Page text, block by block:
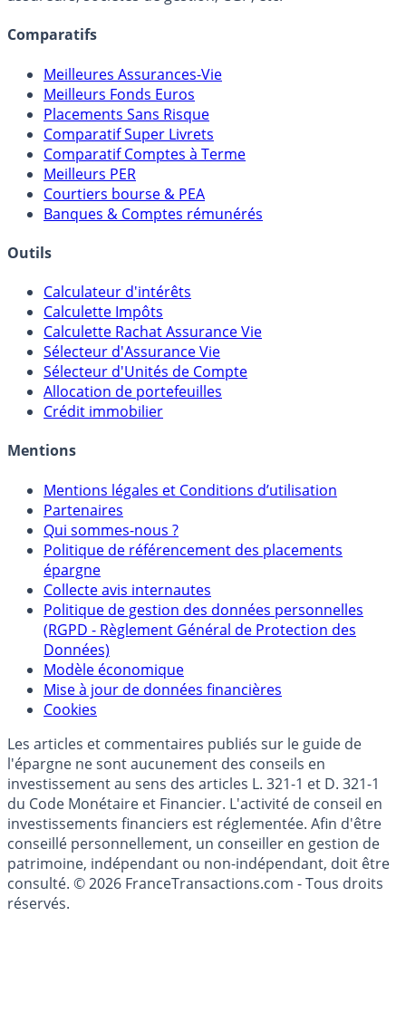
assureurs, sociétés de gestion, CGP, etc.
Comparatifs
Meilleures Assurances-Vie
Meilleurs Fonds Euros
Placements Sans Risque
Comparatif Super Livrets
Comparatif Comptes à Terme
Meilleurs PER
Courtiers bourse & PEA
Banques & Comptes rémunérés
Outils
Calculateur d'intérêts
Calculette Impôts
Calculette Rachat Assurance Vie
Sélecteur d'Assurance Vie
Sélecteur d'Unités de Compte
Crédit immobilier
Mentions
Mentions légales et Conditions d’utilisation
Partenaires
Qui sommes-nous ?
Politique de référencement des placements
épargne
Collecte avis internautes
Politique de gestion des données personnelles
(RGPD - Règlement Général de Protection des
Données)
Modèle économique
Cookies
Les articles et commentaires publiés sur le guide de
l'épargne ne sont aucunement des conseils en
investissement au sens des articles L. 321-1 et D. 321-1
du Code Monétaire et Financier. L'activité de conseil en
investissements financiers est réglementée. Afin d'être
conseillé personnellement, un conseiller en gestion de
patrimoine, indépendant ou non-indépendant, doit être